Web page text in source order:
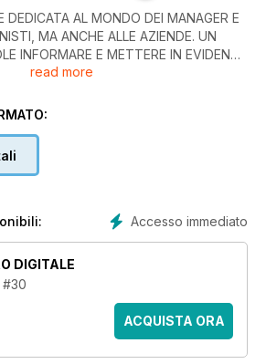
DEDICATA AL MONDO DEI MANAGER E
MA ANCHE ALLE AZIENDE. UN
INFORMARE E METTERE IN EVIDENZE
MANAGEMENT DI QUESTO SECOLO,
read more
Accesso immediato
DIGITALE
#30
ACQUISTA ORA